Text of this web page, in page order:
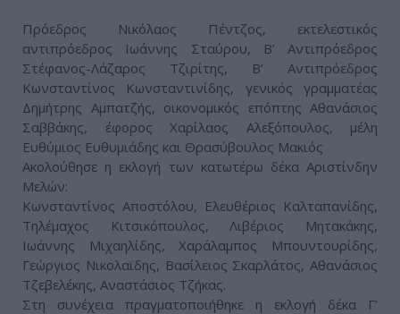
Πρόεδρος Νικόλαος Πέντζος, εκτελεστικός
αντιπρόεδρος Ιωάννης Σταύρου, Β’ Αντιπρόεδρος
Στέφανος-Λάζαρος Τζιρίτης, Β’ Αντιπρόεδρος
Κωνσταντίνος Κωνσταντινίδης, γενικός γραμματέας
Δημήτρης Αμπατζής, οικονομικός επόπτης Αθανάσιος
Σαββάκης, έφορος Χαρίλαος Αλεξόπουλος, μέλη
Ευθύμιος Ευθυμιάδης και Θρασύβουλος Μακιός
Ακολούθησε η εκλογή των κατωτέρω δέκα Αριστίνδην
Μελών:
Κωνσταντίνος Αποστόλου, Ελευθέριος Καλταπανίδης,
Τηλέμαχος Κιτσικόπουλος, Λιβέριος Μητακάκης,
Ιωάννης Μιχαηλίδης, Χαράλαμπος Μπουντουρίδης,
Γεώργιος Νικολαϊδης, Βασίλειος Σκαρλάτος, Αθανάσιος
Τζεβελέκης, Αναστάσιος Τζήκας.
Στη συνέχεια πραγματοποιήθηκε η εκλογή δέκα Γ’